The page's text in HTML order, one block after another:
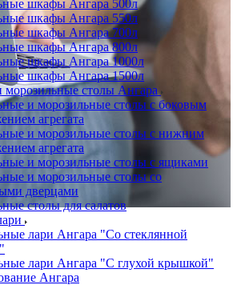
шкафы Ангара 500л
шкафы Ангара 550л
шкафы Ангара 700л
шкафы Ангара 800л
шкафы Ангара 1000л
шкафы Ангара 1500л
морозильные столы Ангара
и морозильные столы с боковым
агрегата
и морозильные столы с нижним
агрегата
и морозильные столы с ящиками
и морозильные столы со
дверцами
столы для салатов
лари Ангара "Со стеклянной
лари Ангара "С глухой крышкой"
Ангара